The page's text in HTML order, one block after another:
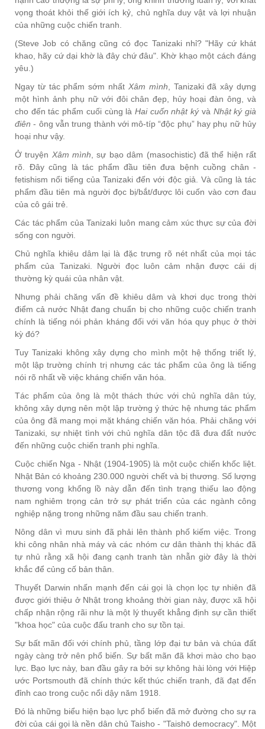
vọng thoát khỏi thế giới ích kỷ, chủ nghĩa duy vật và lợi nhuận
của những cuộc chiến tranh.
(Steve Job có chăng cũng có đọc Tanizaki nhỉ? "Hãy cứ khát
khao, hãy cứ dại khờ là đây chứ đâu". Khờ khạo một cách đáng
yêu.)
Ngay từ tác phẩm sớm nhất Xâm mình , Tanizaki đã xây dựng
một hình ảnh phụ nữ với đôi chân đẹp, hủy hoại đàn ông, và
cho đến tác phẩm cuối cùng là Hai cuốn nhật kývà Nhật ký già
điên - ông vẫn trung thành với mô-típ “độc phụ” hay phụ nữ hủy
hoại như vậy.
Ở truyện Xâm mình , sự bạo dâm (masochistic) đã thể hiện rất
rõ. Đây cũng là tác phẩm đầu tiên đưa bệnh cuồng chân -
fetishism nổi tiếng của Tanizaki đến với độc giả. Và cũng là tác
phẩm đầu tiên mà người đọc bị/bắt/được lôi cuốn vào cơn đau
của cô gái trẻ.
Các tác phẩm của Tanizaki luôn mang cảm xúc thực sự của đời
sống con người.
Chủ nghĩa khiêu dâm lại là đặc trưng rõ nét nhất của mọi tác
phẩm của Tanizaki. Người đọc luôn cảm nhận được cái dị
thường kỳ quái của nhân vật.
Nhưng phải chăng vấn đề khiêu dâm và khơi dục trong thời
điểm cả nước Nhật đang chuẩn bị cho những cuộc chiến tranh
chính là tiếng nói phản kháng đối với văn hóa quy phục ở thời
kỳ đó?
Tuy Tanizaki không xây dựng cho mình một hệ thống triết lý,
một lập trường chính trị nhưng các tác phẩm của ông là tiếng
nói rõ nhất về việc kháng chiến văn hóa.
Tác phẩm của ông là một thách thức với chủ nghĩa dân túy,
không xây dựng nên một lập trường ý thức hệ nhưng tác phẩm
của ông đã mang mọi mặt kháng chiến văn hóa. Phải chăng với
Tanizaki, sự nhiệt tình với chủ nghĩa dân tộc đã đưa đất nước
đến những cuộc chiến tranh phi nghĩa.
Cuộc chiến Nga - Nhật (1904-1905) là một cuộc chiến khốc liệt.
Nhật Bản có khoảng 230.000 người chết và bị thương. Số lượng
thương vong khổng lồ này dẫn đến tình trạng thiếu lao động
nam nghiêm trọng cản trở sự phát triển của các ngành công
nghiệp nặng trong những năm đầu sau chiến tranh.
Nông dân vì mưu sinh đã phải lên thành phố kiếm việc. Trong
khi công nhân nhà máy và các nhóm cư dân thành thị khác đã
tự nhủ rằng xã hội đang cạnh tranh tàn nhẫn giờ đây là thời
khắc để củng cố bản thân.
Thuyết Darwin nhấn mạnh đến cái gọi là chọn lọc tự nhiên đã
được giới thiệu ở Nhật trong khoảng thời gian này, được xã hội
chấp nhận rộng rãi như là một lý thuyết khẳng định sự cần thiết
"khoa học" của cuộc đấu tranh cho sự tồn tại.
Sự bất mãn đối với chính phủ, tầng lớp đại tư bản và chúa đất
ngày càng trở nên phổ biến. Sự bất mãn đã khơi mào cho bạo
lực. Bạo lực này, ban đầu gây ra bởi sự không hài lòng với Hiệp
ước Portsmouth đã chính thức kết thúc chiến tranh, đã đạt đến
đỉnh cao trong cuộc nổi dậy năm 1918.
Đó là những biểu hiện bạo lực phổ biến đã mở đường cho sự ra
đời của cái gọi là nền dân chủ Taisho - "Taishō democracy". Một